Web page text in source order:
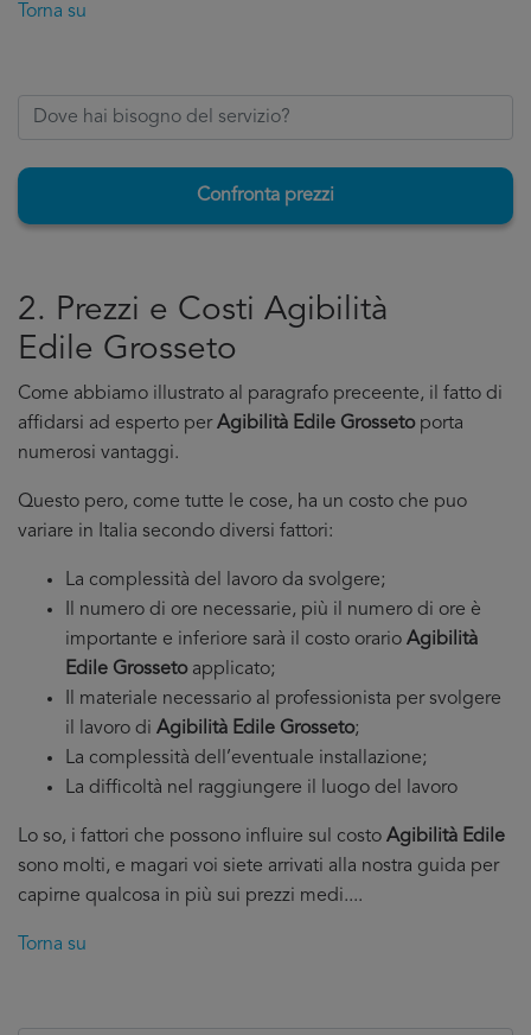
Torna su
Confronta prezzi
2. Prezzi e Costi Agibilità
Edile Grosseto
Come abbiamo illustrato al paragrafo preceente, il fatto di
affidarsi ad esperto perAgibilità Edile Grossetoporta
numerosi vantaggi.
Questo pero, come tutte le cose, ha un costo che puo
variare in Italia secondo diversi fattori:
La complessità del lavoro da svolgere;
Il numero di ore necessarie, più il numero di ore è
importante e inferiore sarà il costo orario Agibilità
Edile Grossetoapplicato;
Il materiale necessario al professionista per svolgere
il lavoro di Agibilità Edile Grosseto;
La complessità dell’eventuale installazione;
La difficoltà nel raggiungere il luogo del lavoro
Lo so, i fattori che possono influire sul costo Agibilità Edile
sono molti, e magari voi siete arrivati alla nostra guida per
capirne qualcosa in più sui prezzi medi....
Torna su